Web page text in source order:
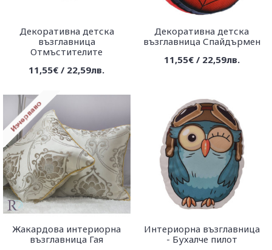
Декоративна детска
възглавница
Отмъстителите
11,55€ / 22,59лв.
Декоративна детска
възглавница Спайдърмен
11,55€ / 22,59лв.
Жакардова интериорна
възглавница Гая
Интериорна възглавница
- Бухалче пилот